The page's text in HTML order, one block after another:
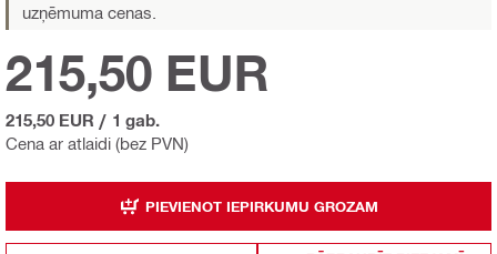
uzņēmuma cenas.
Cena ar atlaidi (bez PVN)
215,50 EUR
215,50 EUR / 1 gab.
PIEVIENOT IEPIRKUMU GROZAM